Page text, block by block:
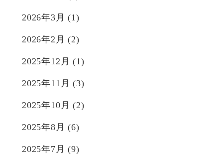
2026年3月 (1)
2026年2月 (2)
2025年12月 (1)
2025年11月 (3)
2025年10月 (2)
2025年8月 (6)
2025年7月 (9)